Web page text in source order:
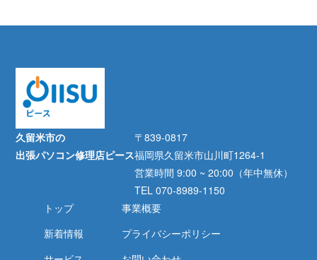
久留米市の
出張パソコン修理店ピース
〒839-0817
福岡県久留米市山川町1264-1
営業時間 9:00 ~ 20:00（年中無休）
TEL 070-8989-1150
トップ
新着情報
事業概要
プライバシーポリシー